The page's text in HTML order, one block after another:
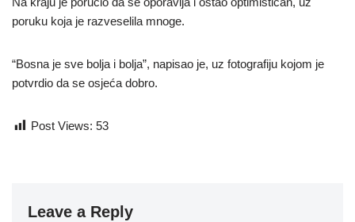
poruku koja je razveselila mnoge.
“Bosna je sve bolja i bolja”, napisao je, uz fotografiju kojom je
potvrdio da se osjeća dobro.
Post Views: 53
Leave a Reply